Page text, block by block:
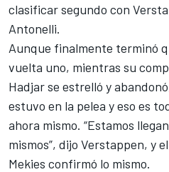
clasificar segundo con
Antonelli.
Aunque finalmente terminó
vuelta uno, mientras su
Hadjarse estrelló y
estuvo en la pelea y eso es
ahora mismo. “Estamos
mismos”, dijo Verstappen, y
Mekies confirmó lo mismo.